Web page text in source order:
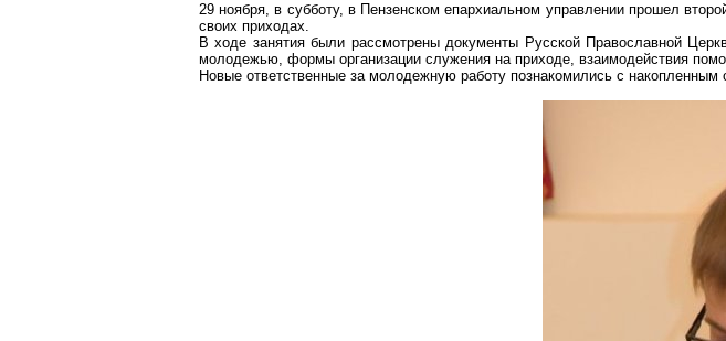
29 ноября, в субботу, в Пензенском епархиальном управлении прошел
своих приходах.
В ходе занятия были рассмотрены документы Русской Православной
молодежью, формы организации служения на приходе, взаимодействия
Новые ответственные за молодежную работу познакомились с